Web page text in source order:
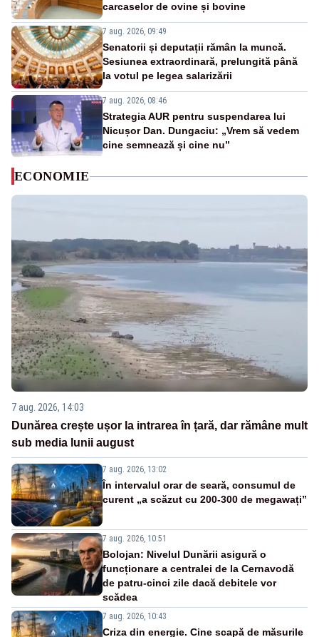
carcaselor de ovine și bovine
7 aug. 2026, 09:49
Senatorii și deputații rămân la muncă.
Sesiunea extraordinară, prelungită până
la votul pe legea salarizării
7 aug. 2026, 08:46
Strategia AUR pentru suspendarea lui
Nicușor Dan. Dungaciu: „Vrem să vedem
cine semnează și cine nu”
ECONOMIE
7 aug. 2026, 14:03
Dunărea crește ușor la intrarea în țară, dar rămâne mult
sub media lunii august
7 aug. 2026, 13:02
În intervalul orar de seară, consumul de
curent „a scăzut cu 200-300 de megawați”
7 aug. 2026, 10:51
Bolojan: Nivelul Dunării asigură o
funcționare a centralei de la Cernavodă
de patru-cinci zile dacă debitele vor
scădea
7 aug. 2026, 10:43
Criza din energie. Cine scapă de măsurile